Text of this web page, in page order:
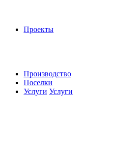
Проекты
Производство
Поселки
Услуги Услуги